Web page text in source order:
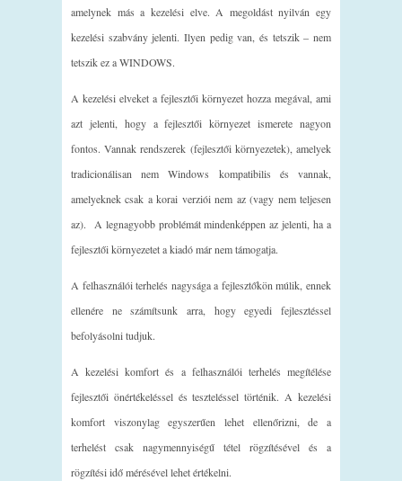
amelynek más a kezelési elve. A megoldást nyilván egy
kezelési szabvány jelenti. Ilyen pedig van, és tetszik – nem
tetszik ez a WINDOWS.
A kezelési elveket a fejlesztői környezet hozza megával, ami
azt jelenti, hogy a fejlesztői környezet ismerete nagyon
fontos. Vannak rendszerek (fejlesztői környezetek), amelyek
tradicionálisan nem Windows kompatibilis és vannak,
amelyeknek csak a korai verziói nem az (vagy nem teljesen
az). A legnagyobb problémát mindenképpen az jelenti, ha a
fejlesztői környezetet a kiadó már nem támogatja.
A felhasználói terhelés nagysága a fejlesztőkön múlik, ennek
ellenére ne számítsunk arra, hogy egyedi fejlesztéssel
befolyásolni tudjuk.
A kezelési komfort és a felhasználói terhelés megítélése
fejlesztői önértékeléssel és teszteléssel történik. A kezelési
komfort viszonylag egyszerűen lehet ellenőrizni, de a
terhelést csak nagymennyiségű tétel rögzítésével és a
rögzítési idő mérésével lehet értékelni.